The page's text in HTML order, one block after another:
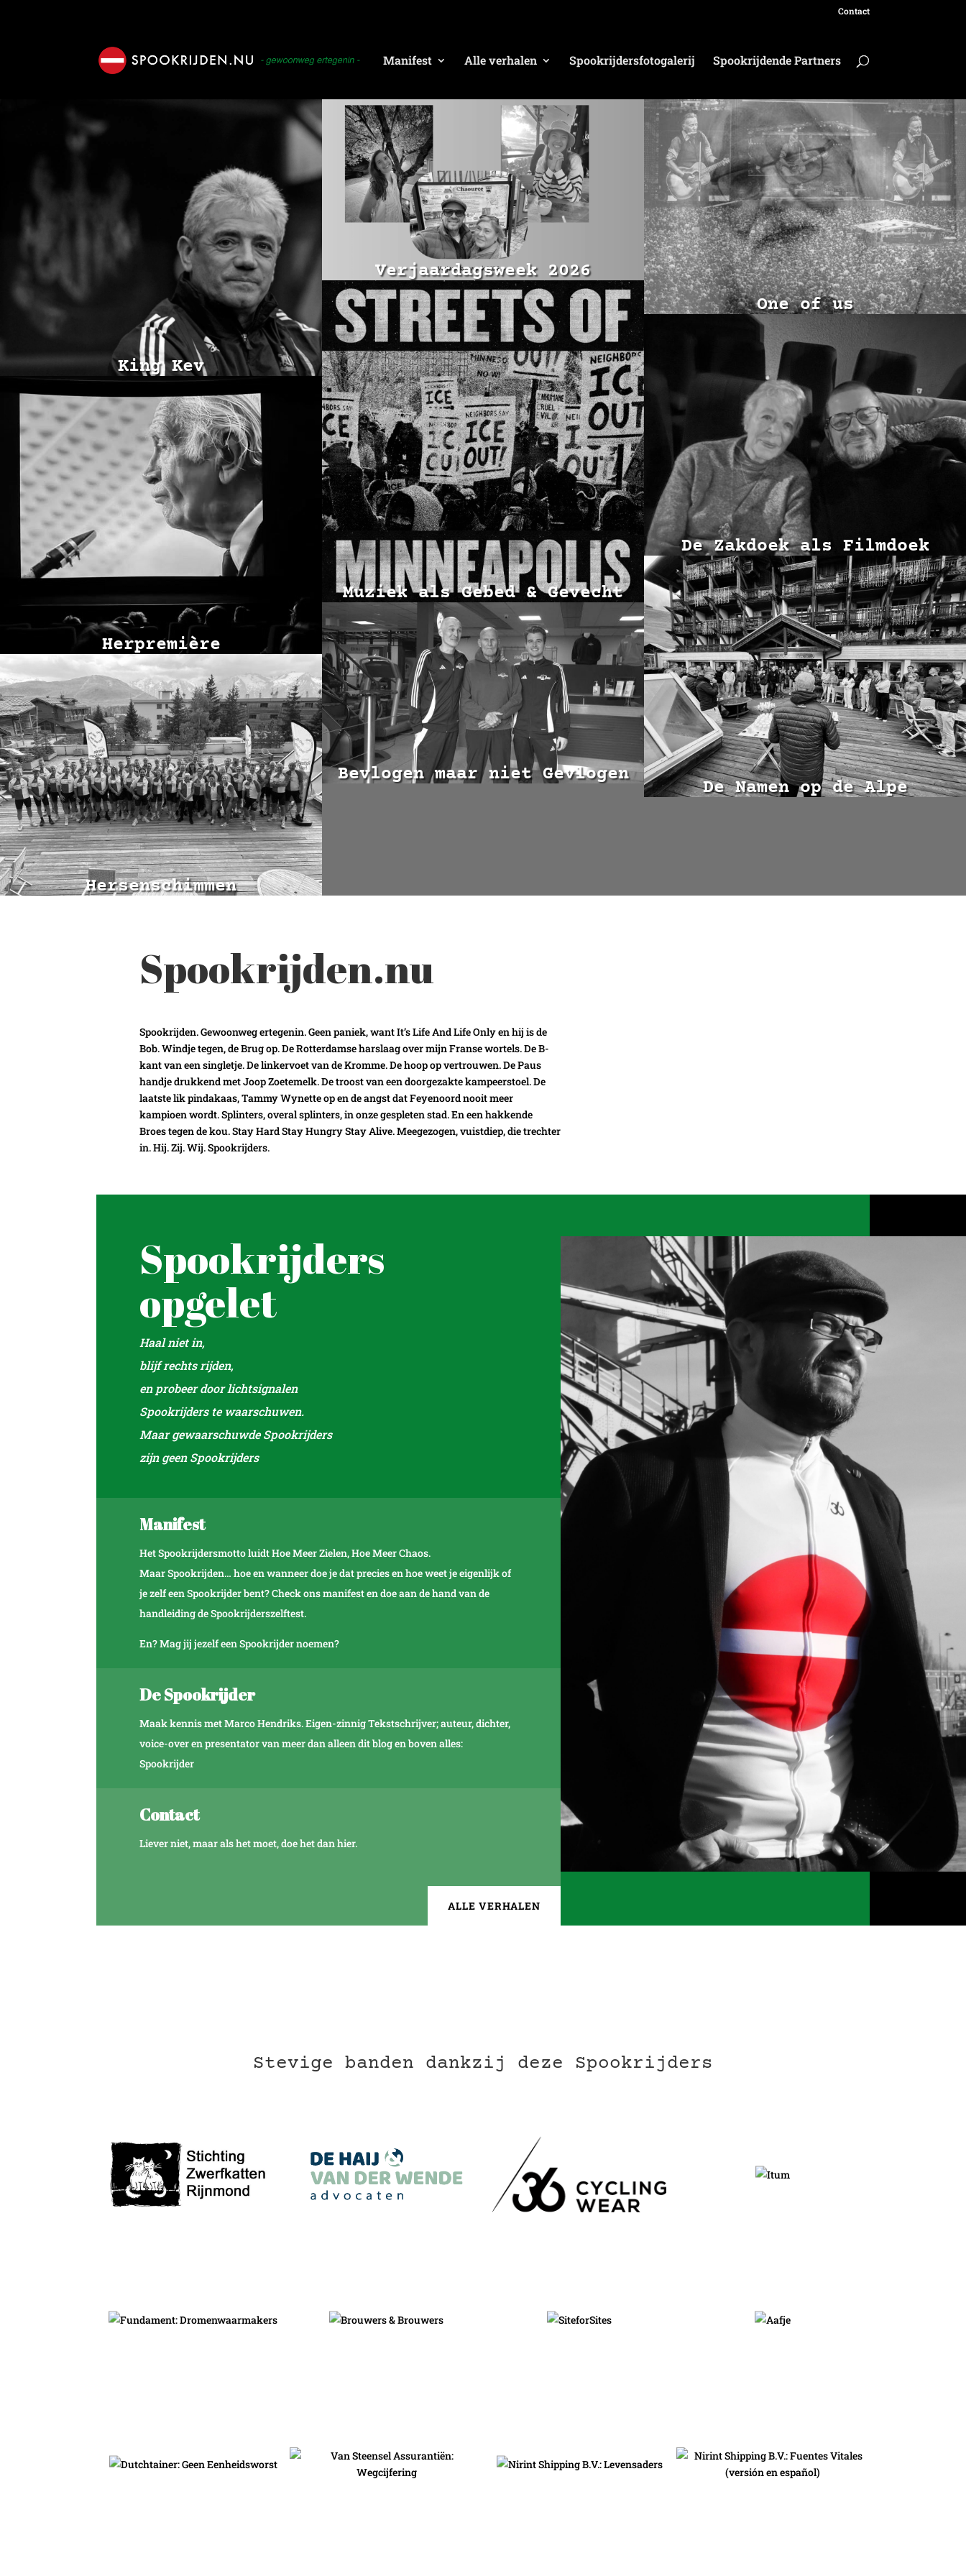
Contact
Manifest Alle verhalen Spookrijdersfotogalerij Spookrijdende Partners
King Kev
Verjaardagsweek 2026
One of us
Muziek als Gebed & Gevecht
De Zakdoek als Filmdoek
Herpremière
De Namen op de Alpe
Bevlogen maar niet Gevlogen
Hersenschimmen
Spookrijden.nu
Spookrijden. Gewoonweg ertegenin. Geen paniek, want It’s Life And Life Only en hij is de
Bob. Windje tegen, de Brug op. De Rotterdamse harslaag over mijn Franse wortels. De B-
kant van een singletje. De linkervoet van de Kromme. De hoop op vertrouwen. De Paus
handje drukkend met Joop Zoetemelk. De troost van een doorgezakte kampeerstoel. De
laatste lik pindakaas, Tammy Wynette op en de angst dat Feyenoord nooit meer
kampioen wordt. Splinters, overal splinters, in onze gespleten stad. En een hakkende
Broes tegen de kou. Stay Hard Stay Hungry Stay Alive. Meegezogen, vuistdiep, die trechter
in. Hij. Zij. Wij. Spookrijders.
Spookrijders
opgelet
Haal niet in,
blijf rechts rijden,
en probeer door lichtsignalen
Spookrijders te waarschuwen.
Maar gewaarschuwde Spookrijders
zijn geen Spookrijders
Manifest
Het Spookrijdersmotto luidt Hoe Meer Zielen, Hoe Meer Chaos.
Maar Spookrijden… hoe en wanneer doe je dat precies en hoe weet je eigenlijk of
je zelf een Spookrijder bent? Check ons manifest en doe aan de hand van de
handleiding de Spookrijderszelftest.
En? Mag jij jezelf een Spookrijder noemen?
De Spookrijder
Maak kennis met Marco Hendriks. Eigen-zinnig Tekstschrijver; auteur, dichter,
voice-over en presentator van meer dan alleen dit blog en boven alles:
Spookrijder
Contact
Liever niet, maar als het moet, doe het dan hier.
ALLE VERHALEN
Stevige banden dankzij deze Spookrijders